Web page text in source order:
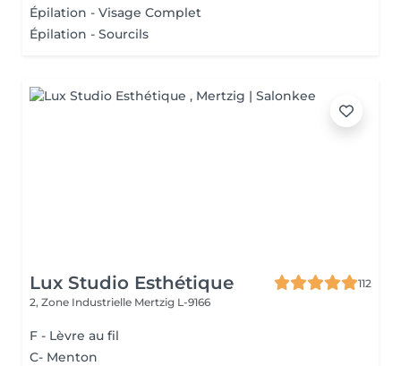
Épilation - Visage Complet
Épilation - Sourcils
Lux Studio Esthétique
112
2, Zone Industrielle Mertzig L-9166
F - Lèvre au fil
C- Menton